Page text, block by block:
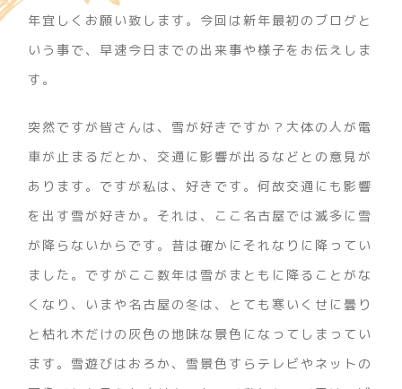
年宜しくお願い致します。今回は新年最初のブログと
いう事で、早速今日までの出来事や様子をお伝えしま
す。
突然ですが皆さんは、雪が好きですか？大体の人が電
車が止まるだとか、交通に影響が出るなどとの意見が
あります。ですが私は、好きです。何故交通にも影響
を出す雪が好きか。それは、ここ名古屋では滅多に雪
が降らないからです。昔は確かにそれなりに降ってい
ました。ですがここ数年は雪がまともに降ることがな
くなり、いまや名古屋の冬は、とても寒いくせに曇り
と枯れ木だけの灰色の地味な景色になってしまってい
ます。雪遊びはおろか、雪景色すらテレビやネットの